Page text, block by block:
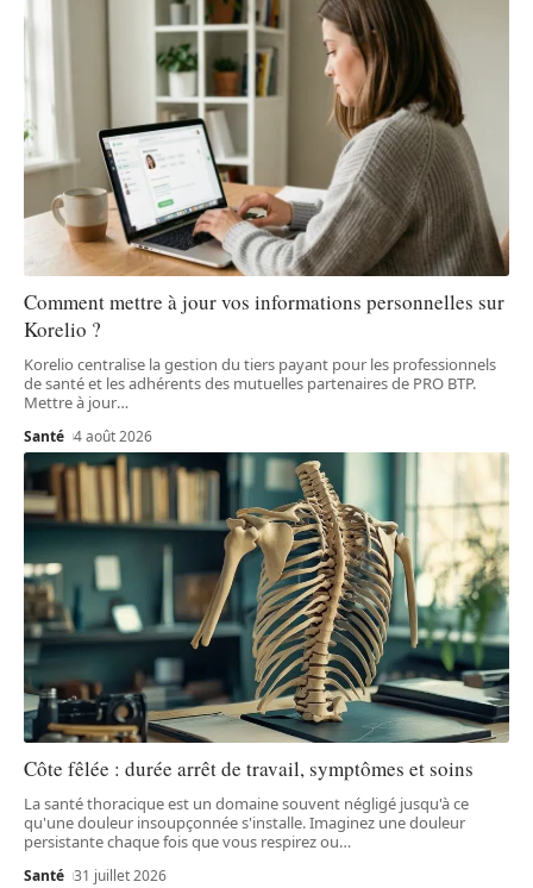
Comment mettre à jour vos informations personnelles sur
Korelio ?
Korelio centralise la gestion du tiers payant pour les professionnels
de santé et les adhérents des mutuelles partenaires de PRO BTP.
Mettre à jour…
Santé 4 août 2026
Côte fêlée : durée arrêt de travail, symptômes et soins
La santé thoracique est un domaine souvent négligé jusqu'à ce
qu'une douleur insoupçonnée s'installe. Imaginez une douleur
persistante chaque fois que vous respirez ou…
Santé 31 juillet 2026